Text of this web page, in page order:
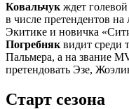
Ковальчук ждет
в числе претендентов
Экитике и новичка
Погребняк видит среди
Пальмера, а на звание
претендовать Эзе,
Старт сезона